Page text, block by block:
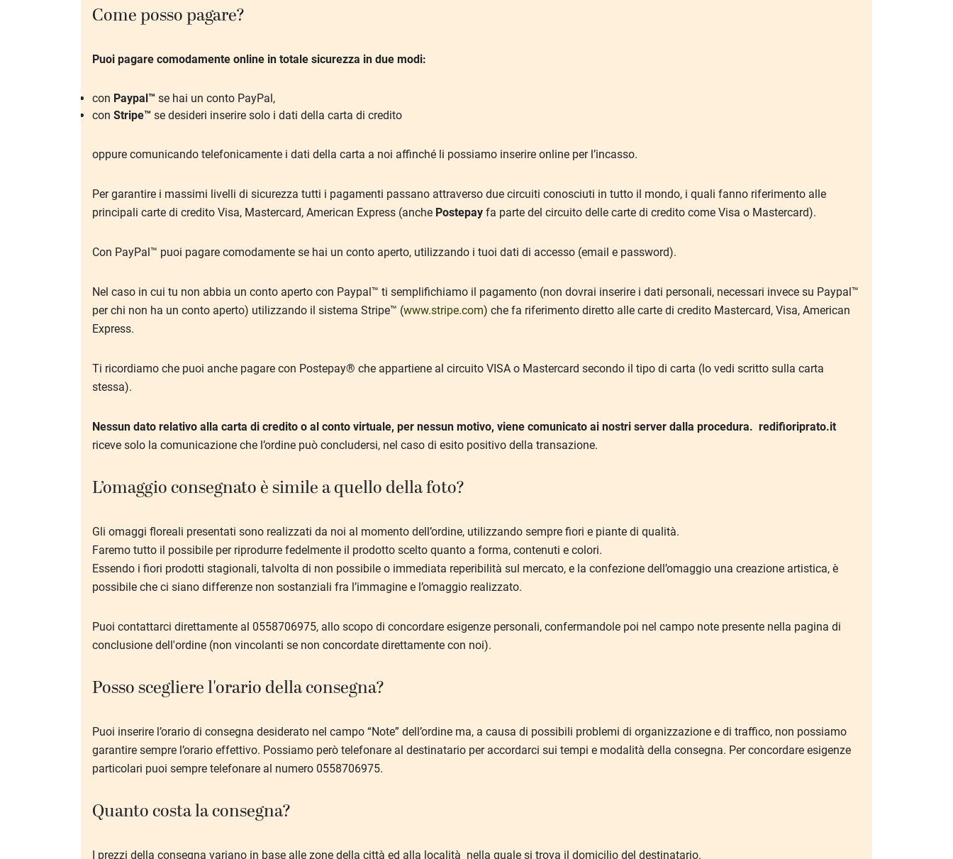
Come posso pagare?
Puoi pagare comodamente online in totale sicurezza in due modi:
con Paypal™ se hai un conto PayPal,
con Stripe™ se desideri inserire solo i dati della carta di credito
oppure comunicando telefonicamente i dati della carta a noi affinché li possiamo inserire online per l’incasso.
Per garantire i massimi livelli di sicurezza tutti i pagamenti passano attraverso due circuiti conosciuti in tutto il mondo, i quali fanno riferimento alle
principali carte di credito Visa, Mastercard, American Express (anche Postepay fa parte del circuito delle carte di credito come Visa o Mastercard).
Con PayPal™ puoi pagare comodamente se hai un conto aperto, utilizzando i tuoi dati di accesso (email e password).
Nel caso in cui tu non abbia un conto aperto con Paypal™ ti semplifichiamo il pagamento (non dovrai inserire i dati personali, necessari invece su Paypal™
per chi non ha un conto aperto) utilizzando il sistema Stripe™ (www.stripe.com) che fa riferimento diretto alle carte di credito Mastercard, Visa, American
Express.
Ti ricordiamo che puoi anche pagare con Postepay® che appartiene al circuito VISA o Mastercard secondo il tipo di carta (lo vedi scritto sulla carta
stessa).
Nessun dato relativo alla carta di credito o al conto virtuale, per nessun motivo, viene comunicato ai nostri server dalla procedura. redifioriprato.it
riceve solo la comunicazione che l’ordine può concludersi, nel caso di esito positivo della transazione.
L’omaggio consegnato è simile a quello della foto?
Gli omaggi floreali presentati sono realizzati da noi al momento dell’ordine, utilizzando sempre fiori e piante di qualità.
Faremo tutto il possibile per riprodurre fedelmente il prodotto scelto quanto a forma, contenuti e colori.
Essendo i fiori prodotti stagionali, talvolta di non possibile o immediata reperibilità sul mercato, e la confezione dell’omaggio una creazione artistica, è
possibile che ci siano differenze non sostanziali fra l’immagine e l’omaggio realizzato.
Puoi contattarci direttamente al 0558706975, allo scopo di concordare esigenze personali, confermandole poi nel campo note presente nella pagina di
conclusione dell'ordine (non vincolanti se non concordate direttamente con noi).
Posso scegliere l'orario della consegna?
Puoi inserire l’orario di consegna desiderato nel campo “Note” dell’ordine ma, a causa di possibili problemi di organizzazione e di traffico, non possiamo
garantire sempre l’orario effettivo. Possiamo però telefonare al destinatario per accordarci sui tempi e modalità della consegna. Per concordare esigenze
particolari puoi sempre telefonare al numero 0558706975.
Quanto costa la consegna?
I prezzi della consegna variano in base alle zone della città ed alla località nella quale si trova il domicilio del destinatario.